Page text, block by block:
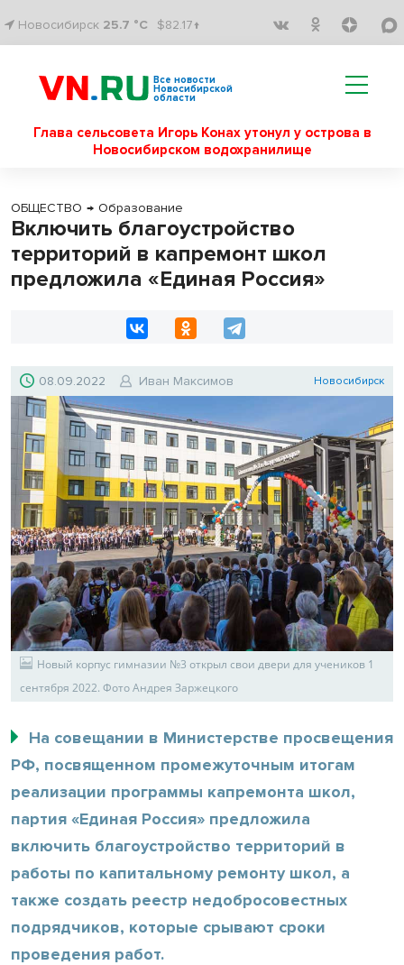
Новосибирск 25.7 °C $82.17↑
Все новости
Новосибирской
области
Глава сельсовета Игорь Конах утонул у острова в
Новосибирском водохранилище
ОБЩЕСТВО → Образование
Включить благоустройство
территорий в капремонт школ
предложила «Единая Россия»
08.09.2022 Иван Максимов Новосибирск
Новый корпус гимназии №3 открыл свои двери для учеников 1
сентября 2022. Фото Андрея Заржецкого
На совещании в Министерстве просвещения
РФ, посвященном промежуточным итогам
реализации программы капремонта школ,
партия «Единая Россия» предложила
включить благоустройство территорий в
работы по капитальному ремонту школ, а
также создать реестр недобросовестных
подрядчиков, которые срывают сроки
проведения работ.